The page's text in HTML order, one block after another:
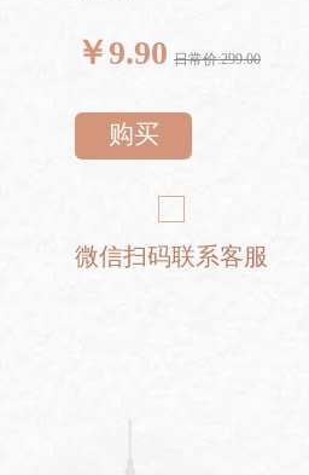
￥9.90 日常价:299.00
购买
微信扫码联系客服